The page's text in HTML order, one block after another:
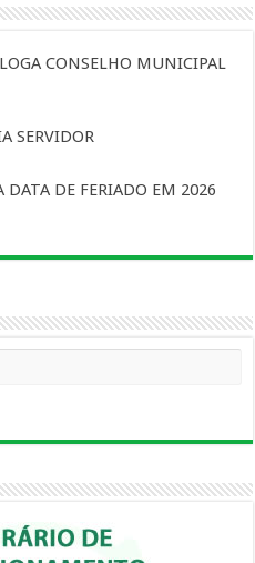
CONSELHO MUNICIPAL
SERVIDOR
DATA DE FERIADO EM 2026